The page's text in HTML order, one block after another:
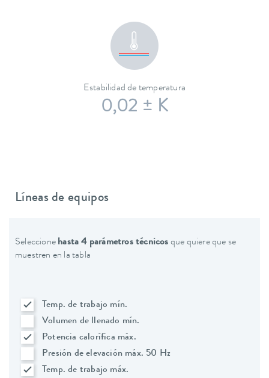
Estabilidad de temperatura
0,02 ± K
Líneas de equipos
Seleccione hasta 4 parámetros técnicos que quiere que se
muestren en la tabla
Temp. de trabajo mín.
Volumen de llenado mín.
Potencia calorífica máx.
Presión de elevación máx. 50 Hz
Temp. de trabajo máx.